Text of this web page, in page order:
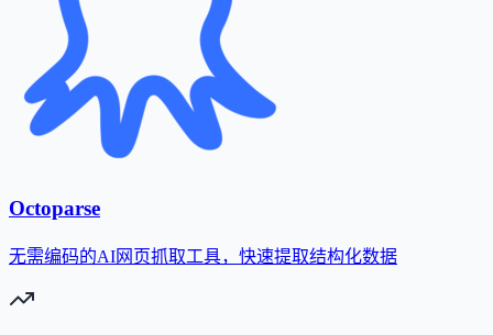
Octoparse
无需编码的AI网页抓取工具，快速提取结构化数据